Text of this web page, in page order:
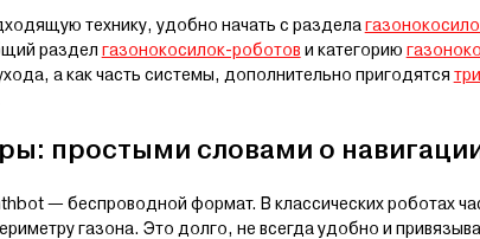
технику, удобно начать с раздела
раздел газонокосилок-роботов и категорию
а как часть системы, дополнительно пригодятся
простыми словами о
— беспроводной формат. В классических роботах
газона. Это долго, не всегда удобно и